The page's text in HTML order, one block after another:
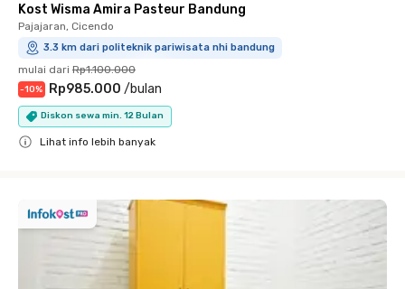
Kost Wisma Amira Pasteur Bandung
Pajajaran, Cicendo
3.3 km dari politeknik pariwisata nhi bandung
mulai dari Rp1.100.000
-10% Rp985.000 /bulan
Diskon sewa min. 12 Bulan
Lihat info lebih banyak